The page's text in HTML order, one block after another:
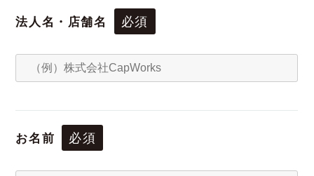
法人名・店舗名 必須
お名前 必須